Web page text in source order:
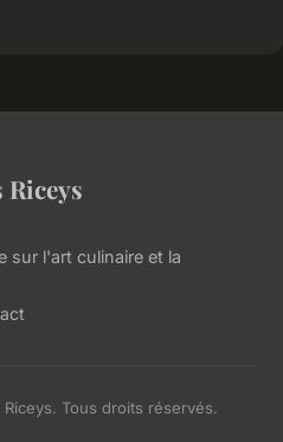
Riceys
sur l'art culinaire et la
Tous droits réservés.